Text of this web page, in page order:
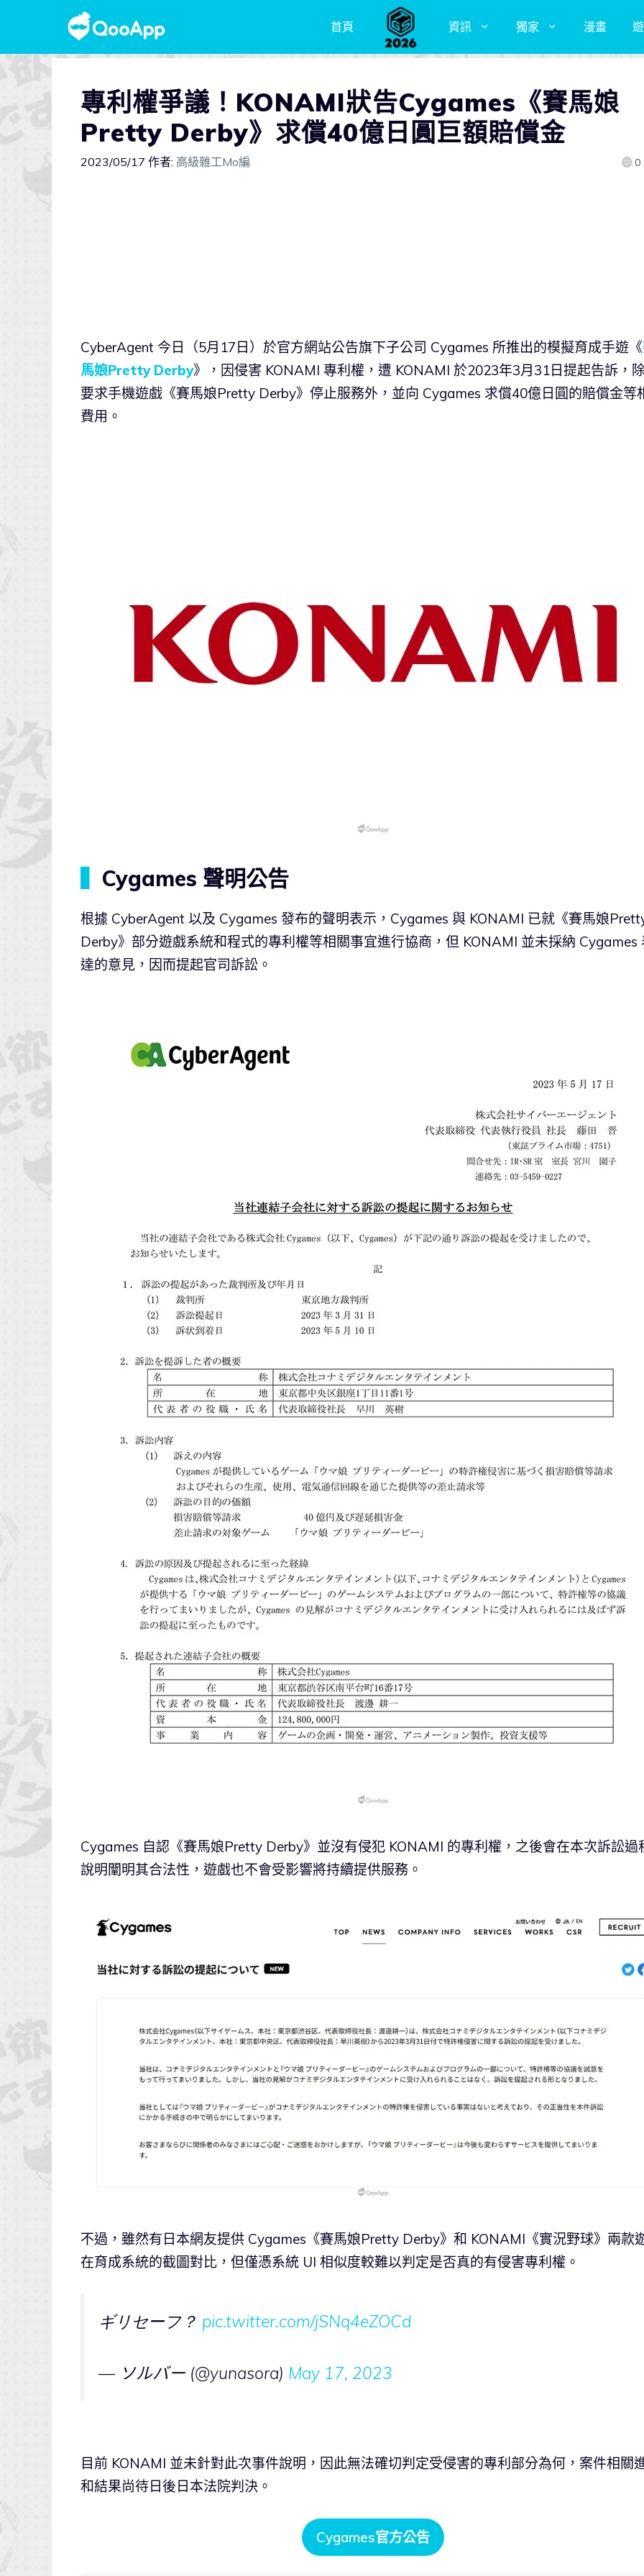
首頁 資訊 獨家 漫畫
專利權爭議！KONAMI狀告Cygames《賽馬娘
Pretty Derby》求償40億日圓巨額賠償金
2023/05/17 作者: 高級雜工Mo編 0
Cyber​​Agent 今日（5月17日）於官方網站公告旗下子公司 Cygames 所推出的模擬育成手遊《
馬娘Pretty Derby》，因侵害 KONAMI 專利權，遭 KONAMI 於2023年3月31日提起告訴，
要求手機遊戲《賽馬娘Pretty Derby》停止服務外，並向 Cygames 求償40億日圓的賠償金等
費用。
Cygames 聲明公告
根據 Cyber​​Agent 以及 Cygames 發布的聲明表示，Cygames 與 KONAMI 已就《賽馬娘
Derby》部分遊戲系統和程式的專利權等相關事宜進行協商，但 KONAMI 並未採納 Cygames
達的意見，因而提起官司訴訟。
Cygames 自認《賽馬娘Pretty Derby》並沒有侵犯 KONAMI 的專利權，之後會在本次訴訟過
說明闡明其合法性，遊戲也不會受影響將持續提供服務。
不過，雖然有日本網友提供 Cygames《賽馬娘Pretty Derby》和 KONAMI《實況野球》兩款
在育成系統的截圖對比，但僅憑系統 UI 相似度較難以判定是否真的有侵害專利權。
ギリセーフ？ pic.twitter.com/jSNq4eZOCd
— ソルバー (@yunasora) May 17, 2023
目前 KONAMI 並未針對此次事件說明，因此無法確切判定受侵害的專利部分為何，案件相關
和結果尚待日後日本法院判決。
Cygames官方公告